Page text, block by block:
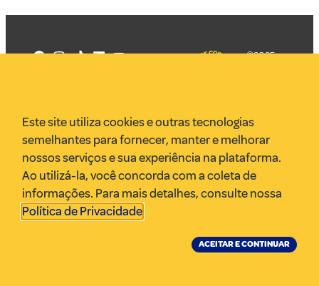
VR Assessoria
Parcerias
Envie uma pauta
Anuncie
©2025
Este site utiliza cookies e outras tecnologias
semelhantes para fornecer, manter e melhorar
nossos serviços e sua experiência na plataforma.
Ao utilizá-la, você concorda com a coleta de
informações. Para mais detalhes, consulte nossa
Política de Privacidade.
ACEITAR E CONTINUAR